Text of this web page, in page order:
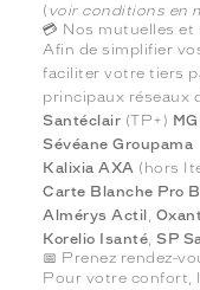
( voir conditions en
💳 Nos mutuelles et
Afin de simplifier
faciliter votre tiers
principaux réseaux
Santéclair (TP+)
Sévéane Groupama
Kalixia AXA (hors
Carte Blanche Pro
Almérys Actil
Korelio Isanté ,SP
📅 Prenez rendez-
Pour votre confort,